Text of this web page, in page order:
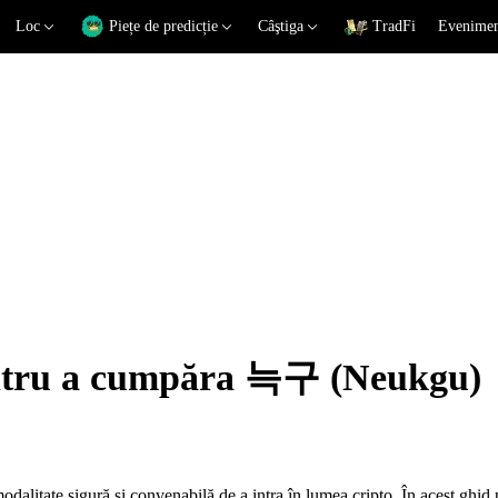
Loc Piețe de predicție Câştiga TradFi
a cumpăra 늑구 (Neukgu)